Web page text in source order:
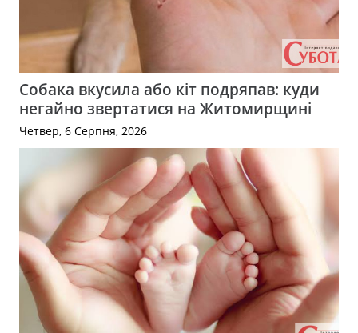
Собака вкусила або кіт подряпав: куди
негайно звертатися на Житомирщині
Четвер, 6 Серпня, 2026